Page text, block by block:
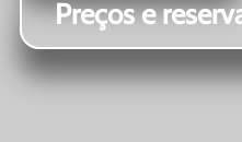
Preços e